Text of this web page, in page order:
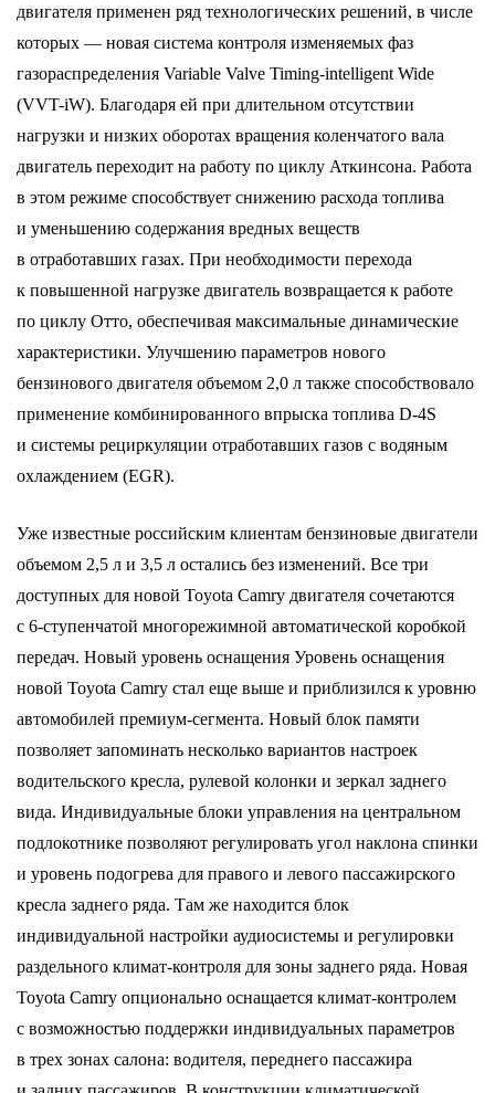
двигателя применен ряд технологических решений, в числе
которых ― новая система контроля изменяемых фаз
газораспределения Variable Valve Timing-intelligent Wide
(VVT-iW). Благодаря ей при длительном отсутствии
нагрузки и низких оборотах вращения коленчатого вала
двигатель переходит на работу по циклу Аткинсона. Работа
в этом режиме способствует снижению расхода топлива
и уменьшению содержания вредных веществ
в отработавших газах. При необходимости перехода
к повышенной нагрузке двигатель возвращается к работе
по циклу Отто, обеспечивая максимальные динамические
характеристики. Улучшению параметров нового
бензинового двигателя объемом 2,0 л также способствовало
применение комбинированного впрыска топлива D-4S
и системы рециркуляции отработавших газов с водяным
охлаждением (EGR).
Уже известные российским клиентам бензиновые двигатели
объемом 2,5 л и 3,5 л остались без изменений. Все три
доступных для новой Toyota Camry двигателя сочетаются
с 6-ступенчатой многорежимной автоматической коробкой
передач. Новый уровень оснащения Уровень оснащения
новой Toyota Camry стал еще выше и приблизился к уровню
автомобилей премиум-сегмента. Новый блок памяти
позволяет запоминать несколько вариантов настроек
водительского кресла, рулевой колонки и зеркал заднего
вида. Индивидуальные блоки управления на центральном
подлокотнике позволяют регулировать угол наклона спинки
и уровень подогрева для правого и левого пассажирского
кресла заднего ряда. Там же находится блок
индивидуальной настройки аудиосистемы и регулировки
раздельного климат-контроля для зоны заднего ряда. Новая
Toyota Camry опционально оснащается климат-контролем
с возможностью поддержки индивидуальных параметров
в трех зонах салона: водителя, переднего пассажира